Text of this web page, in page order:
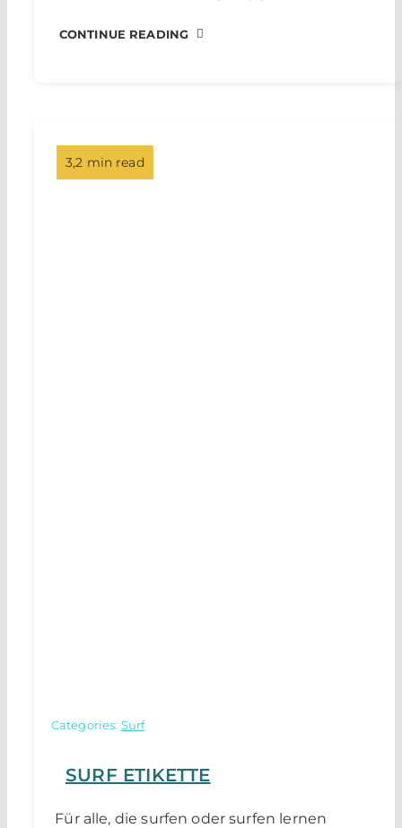
CONTINUE READING
3,2 min read
Categories: Surf
SURF ETIKETTE
Für alle, die surfen oder surfen lernen